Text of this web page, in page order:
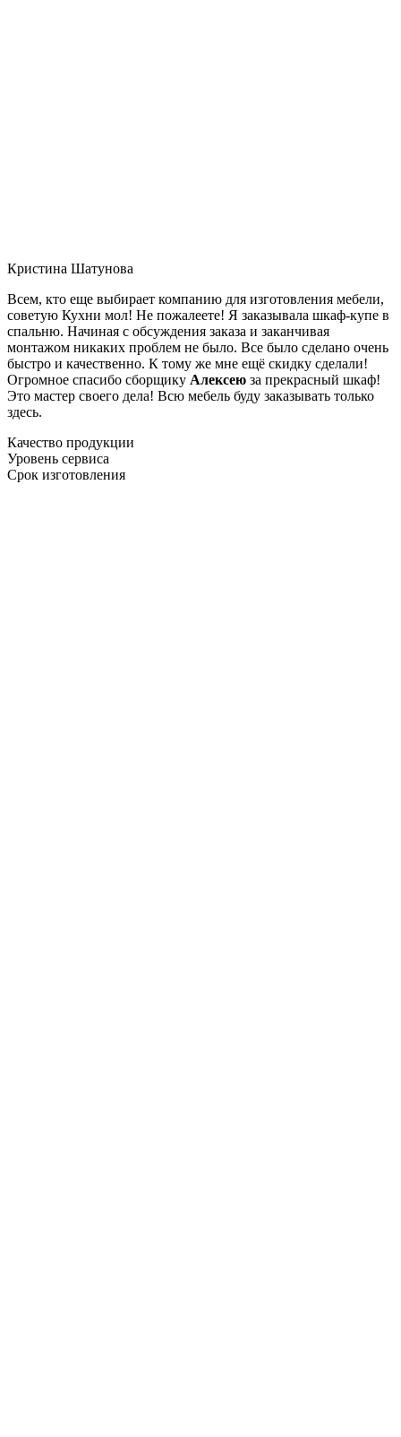
Кристина Шатунова
Всем, кто еще выбирает компанию для изготовления мебели,
советую Кухни мол! Не пожалеете! Я заказывала шкаф-купе в
спальню. Начиная с обсуждения заказа и заканчивая
монтажом никаких проблем не было. Все было сделано очень
быстро и качественно. К тому же мне ещё скидку сделали!
Огромное спасибо сборщику Алексею за прекрасный шкаф!
Это мастер своего дела! Всю мебель буду заказывать только
здесь.
Качество продукции
Уровень сервиса
Срок изготовления